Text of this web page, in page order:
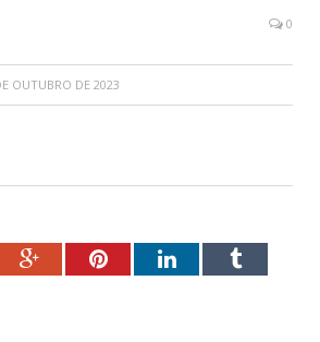
0
OUTUBRO DE 2023
Google+PinterestLinkedInTumblr